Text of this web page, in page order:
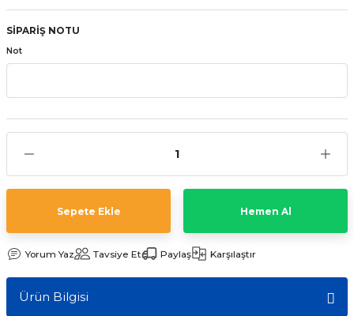
SİPARİŞ NOTU
Not
Sepete Ekle Hemen Al
Yorum Yaz Tavsiye Et Paylaş Karşılaştır
Ürün Bilgisi